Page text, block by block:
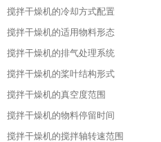
搅拌干燥机的冷却方式配置
搅拌干燥机的适用物料形态
搅拌干燥机的排气处理系统
搅拌干燥机的桨叶结构形式
搅拌干燥机的真空度范围
搅拌干燥机的物料停留时间
搅拌干燥机的搅拌轴转速范围